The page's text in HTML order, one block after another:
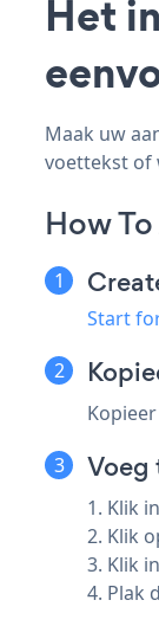
Het
Maak uw
voettekst of
How
Start
Voeg
1. Klik
2. Klik
3. Klik
4. Plak